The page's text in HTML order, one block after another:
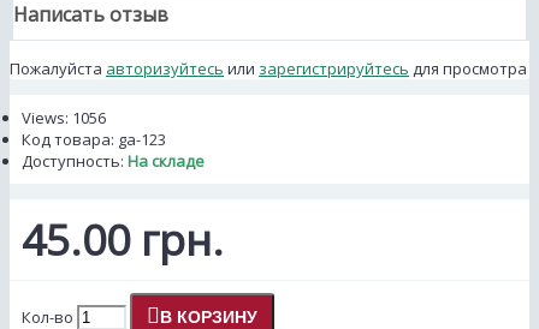
Написать отзыв
Пожалуйста авторизуйтесь или зарегистрируйтесь для просмотра
Views: 1056
Код товара: ga-123
Доступность: На складе
45.00 грн.
Кол-во В КОРЗИНУ